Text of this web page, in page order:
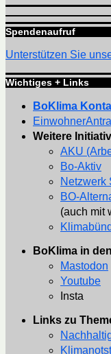
Spendenaufruf
Unterstützen Sie
Wichtiges + Links
BoKlima
Weitere
AKU
Bo-Aktiv
Netzwerk
BO-
(auch mit
BoKlima in
Mastodon
Youtube
Insta
Links zu